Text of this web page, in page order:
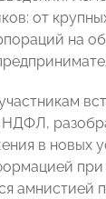
от
на
НДФЛ,
в новых
при
амнистией